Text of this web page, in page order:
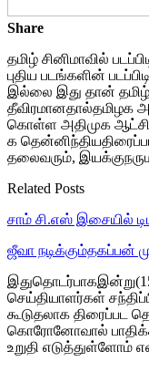
Share
தமிழ் சினிமாவில்
புதிய படங்களின்
இல்லை இது தான்
தீவிரமானதால்தமிழக
கொள்ள அதிமுக
க
தலைவரும்,
Related Posts
சாம் சி.எஸ் இசையில்
ஜீவா நடிக்கும்தகப்பன்
செய்தியாளர்கள்
கூடுதலாக திரைப்பட
கொரோனோவால்
உறுதி எடுத்துள்ளோம்